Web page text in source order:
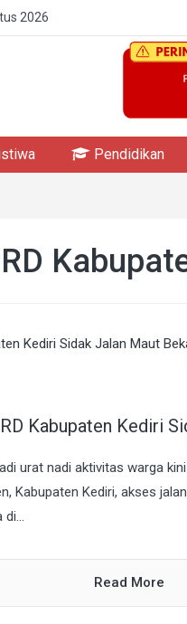
2026
Pendidikan
Kabupaten Kediri
urat nadi aktivitas warga
Kabupaten Kediri, akses
Read More